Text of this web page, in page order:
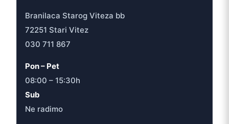
Branilaca Starog Viteza bb
72251 Stari Vitez
030 711 867
Pon – Pet
08:00 – 15:30h
Sub
Ne radimo